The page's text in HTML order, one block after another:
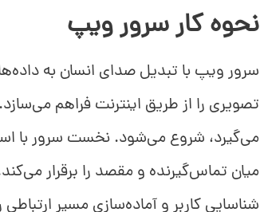
نحوه کار سرور ویپ
سرور ویپ با تبدیل صدای انسان به
تصویری را از طریق اینترنت فراهم
میان تماس‌گیرنده و مقصد را برقرار
شناسایی کاربر و آماده‌سازی مسیر